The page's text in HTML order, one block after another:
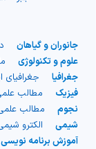
اسپرم‌ها
صاف بیرونی
دنده‌دار)، اما
مجزا ساخته
جانوران و گیاهان
علوم و تکنولوژی
جغرافیا
جغرافیای
فیزیک
مطالب
نجوم
مطالب
شیمی
الکترو
آموزش برنامه نویسی